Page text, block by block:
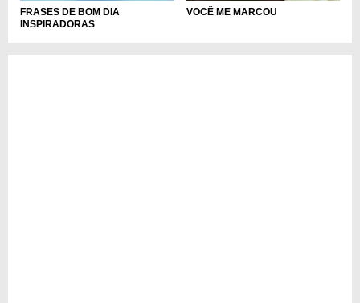
FRASES DE BOM DIA
INSPIRADORAS
VOCÊ ME MARCOU